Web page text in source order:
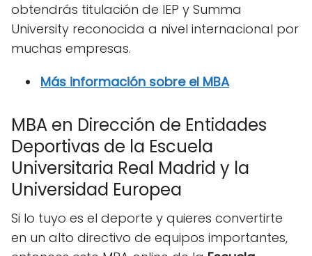
obtendrás titulación de IEP y Summa
University reconocida a nivel internacional por
muchas empresas.
Más información sobre el MBA
MBA en Dirección de Entidades
Deportivas de la Escuela
Universitaria Real Madrid y la
Universidad Europea
Si lo tuyo es el deporte y quieres convertirte
en un alto directivo de equipos importantes,